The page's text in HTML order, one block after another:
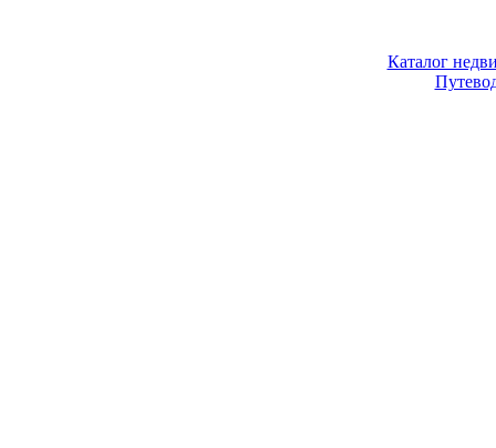
Каталог